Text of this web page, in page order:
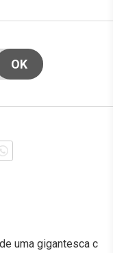
uma gigantesca c